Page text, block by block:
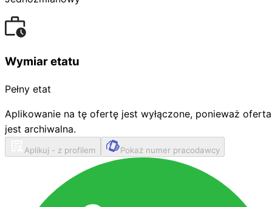
Wymiar etatu
Pełny etat
Aplikowanie na tę ofertę jest wyłączone, ponieważ oferta
jest archiwalna.
Aplikuj - z profilem Pokaż numer pracodawcy